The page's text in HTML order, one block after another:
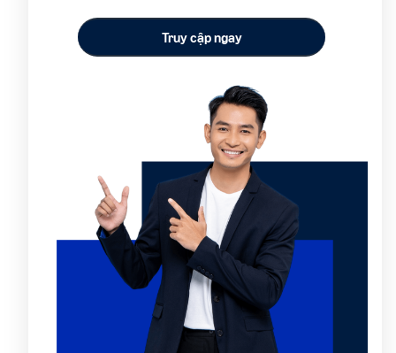
Truy cập ngay